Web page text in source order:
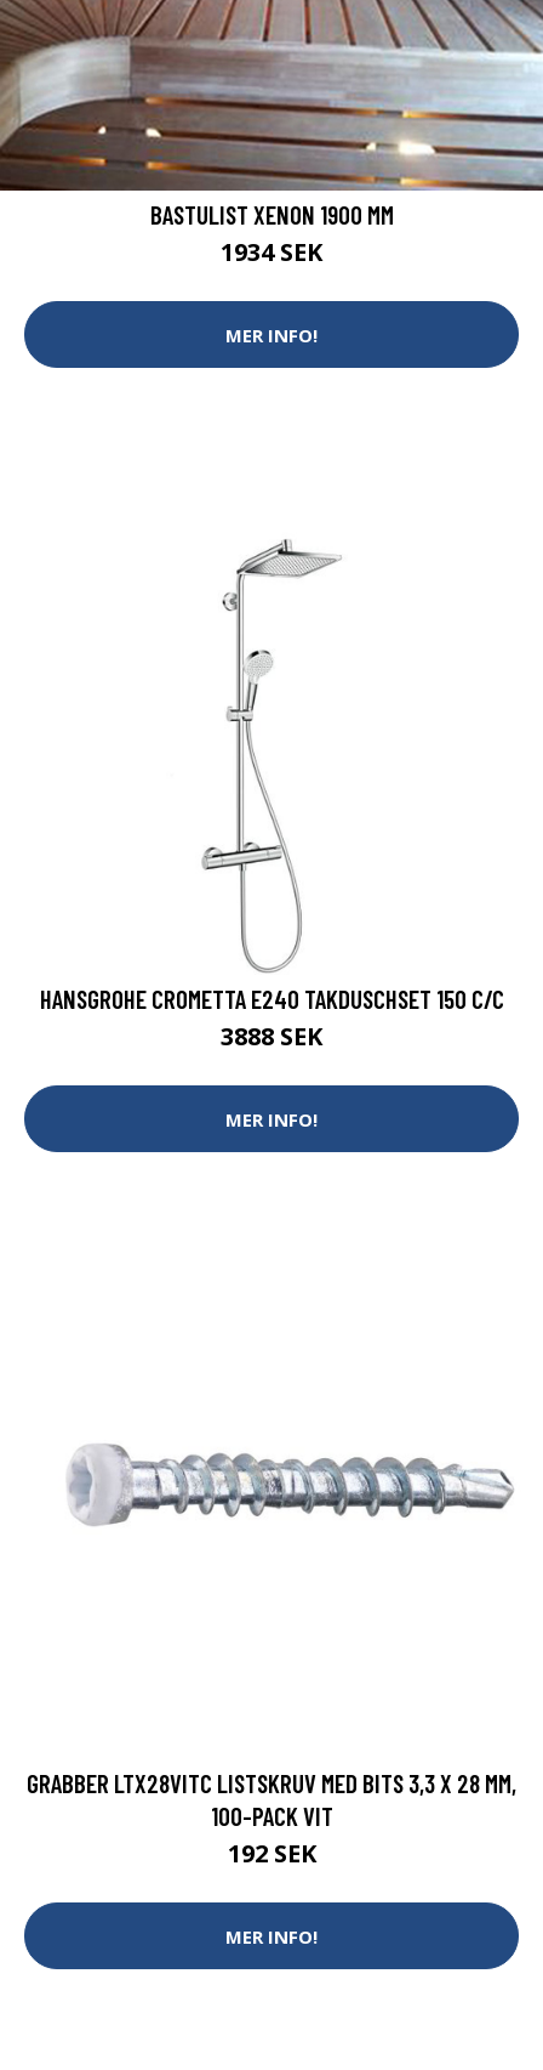
BASTULIST XENON 1900 MM
1934 SEK
MER INFO!
HANSGROHE CROMETTA E240 TAKDUSCHSET 150 C/C
3888 SEK
MER INFO!
GRABBER LTX28VITC LISTSKRUV MED BITS 3,3 X 28 MM,
100-PACK VIT
192 SEK
MER INFO!